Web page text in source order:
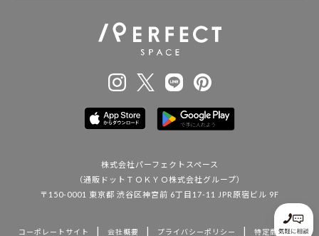
株式会社パーフェクトスペース
（通販ドットＴＯＫＹＯ株式会社グループ）
〒150-0001 東京都 渋谷区神宮前 6丁目17-11 JPR原宿ビル 9F
コーポレートサイト | 会社概要 | プライバシーポリシー | 特定商取引法